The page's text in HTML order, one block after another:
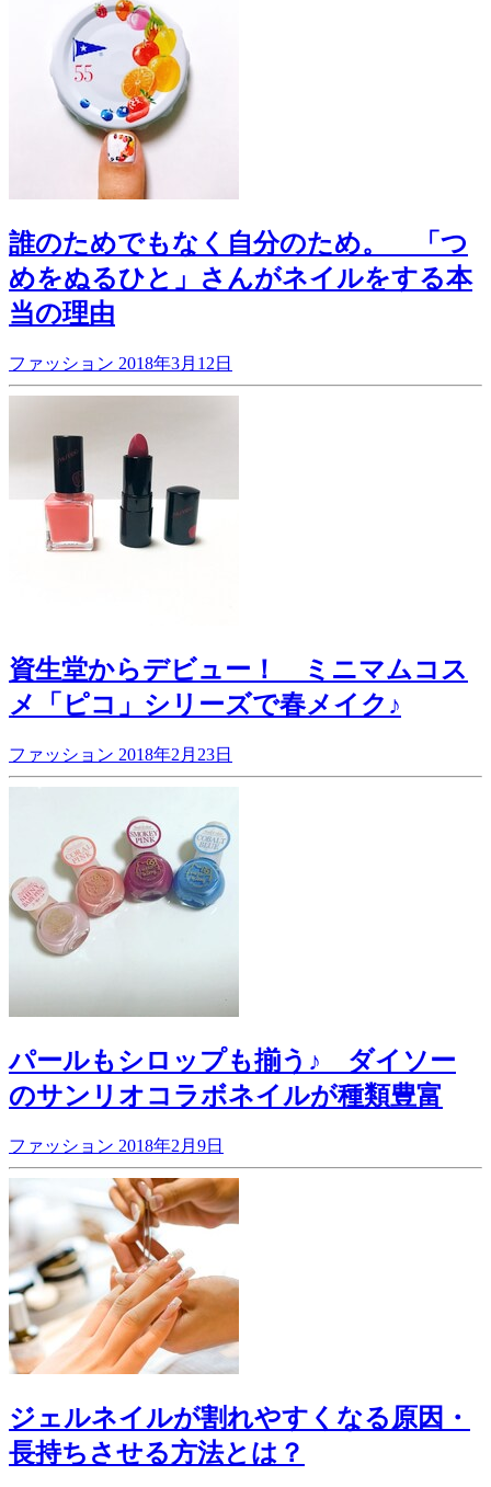
誰のためでもなく自分のため。 「つ
めをぬるひと」さんがネイルをする本
当の理由
ファッション 2018年3月12日
資生堂からデビュー！ ミニマムコス
メ「ピコ」シリーズで春メイク♪
ファッション 2018年2月23日
パールもシロップも揃う♪ ダイソー
のサンリオコラボネイルが種類豊富
ファッション 2018年2月9日
ジェルネイルが割れやすくなる原因・
長持ちさせる方法とは？